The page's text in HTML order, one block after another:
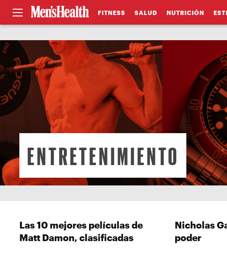
FITNESS SALUD NUTRICIÓN
ENTRETENIMIENTO
Las 10 mejores películas de
Matt Damon, clasificadas
Nicholas
poder